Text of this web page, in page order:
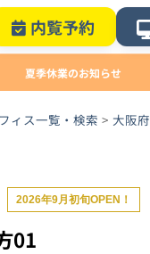
内覧予約
夏季休業のお知らせ
ィス一覧・検索 > 大阪府
2026年9月初旬OPEN！
01